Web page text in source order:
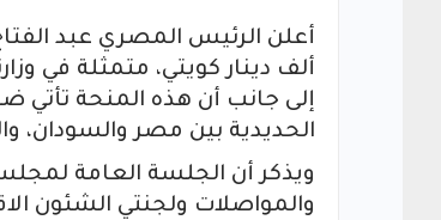
ألف دينار كويتي، متمثلة في
إلى جانب أن هذه المنحة
الحديدية بين مصر والسودان،
ويذكر أن الجلسة العامة